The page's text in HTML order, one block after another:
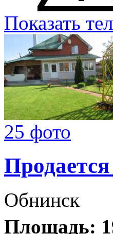
Показать
25 фото
Обнинск
Площадь: